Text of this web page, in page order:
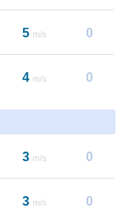
5 m/s 0
4 m/s 0
3 m/s 0
3 m/s 0